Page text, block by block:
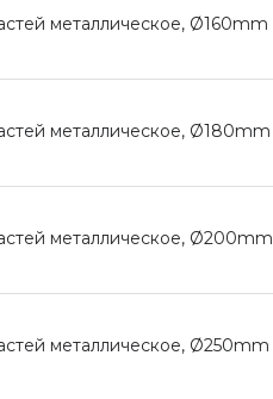
металлическое, Ø160mm
металлическое, Ø180mm
металлическое, Ø200mm
металлическое, Ø250mm